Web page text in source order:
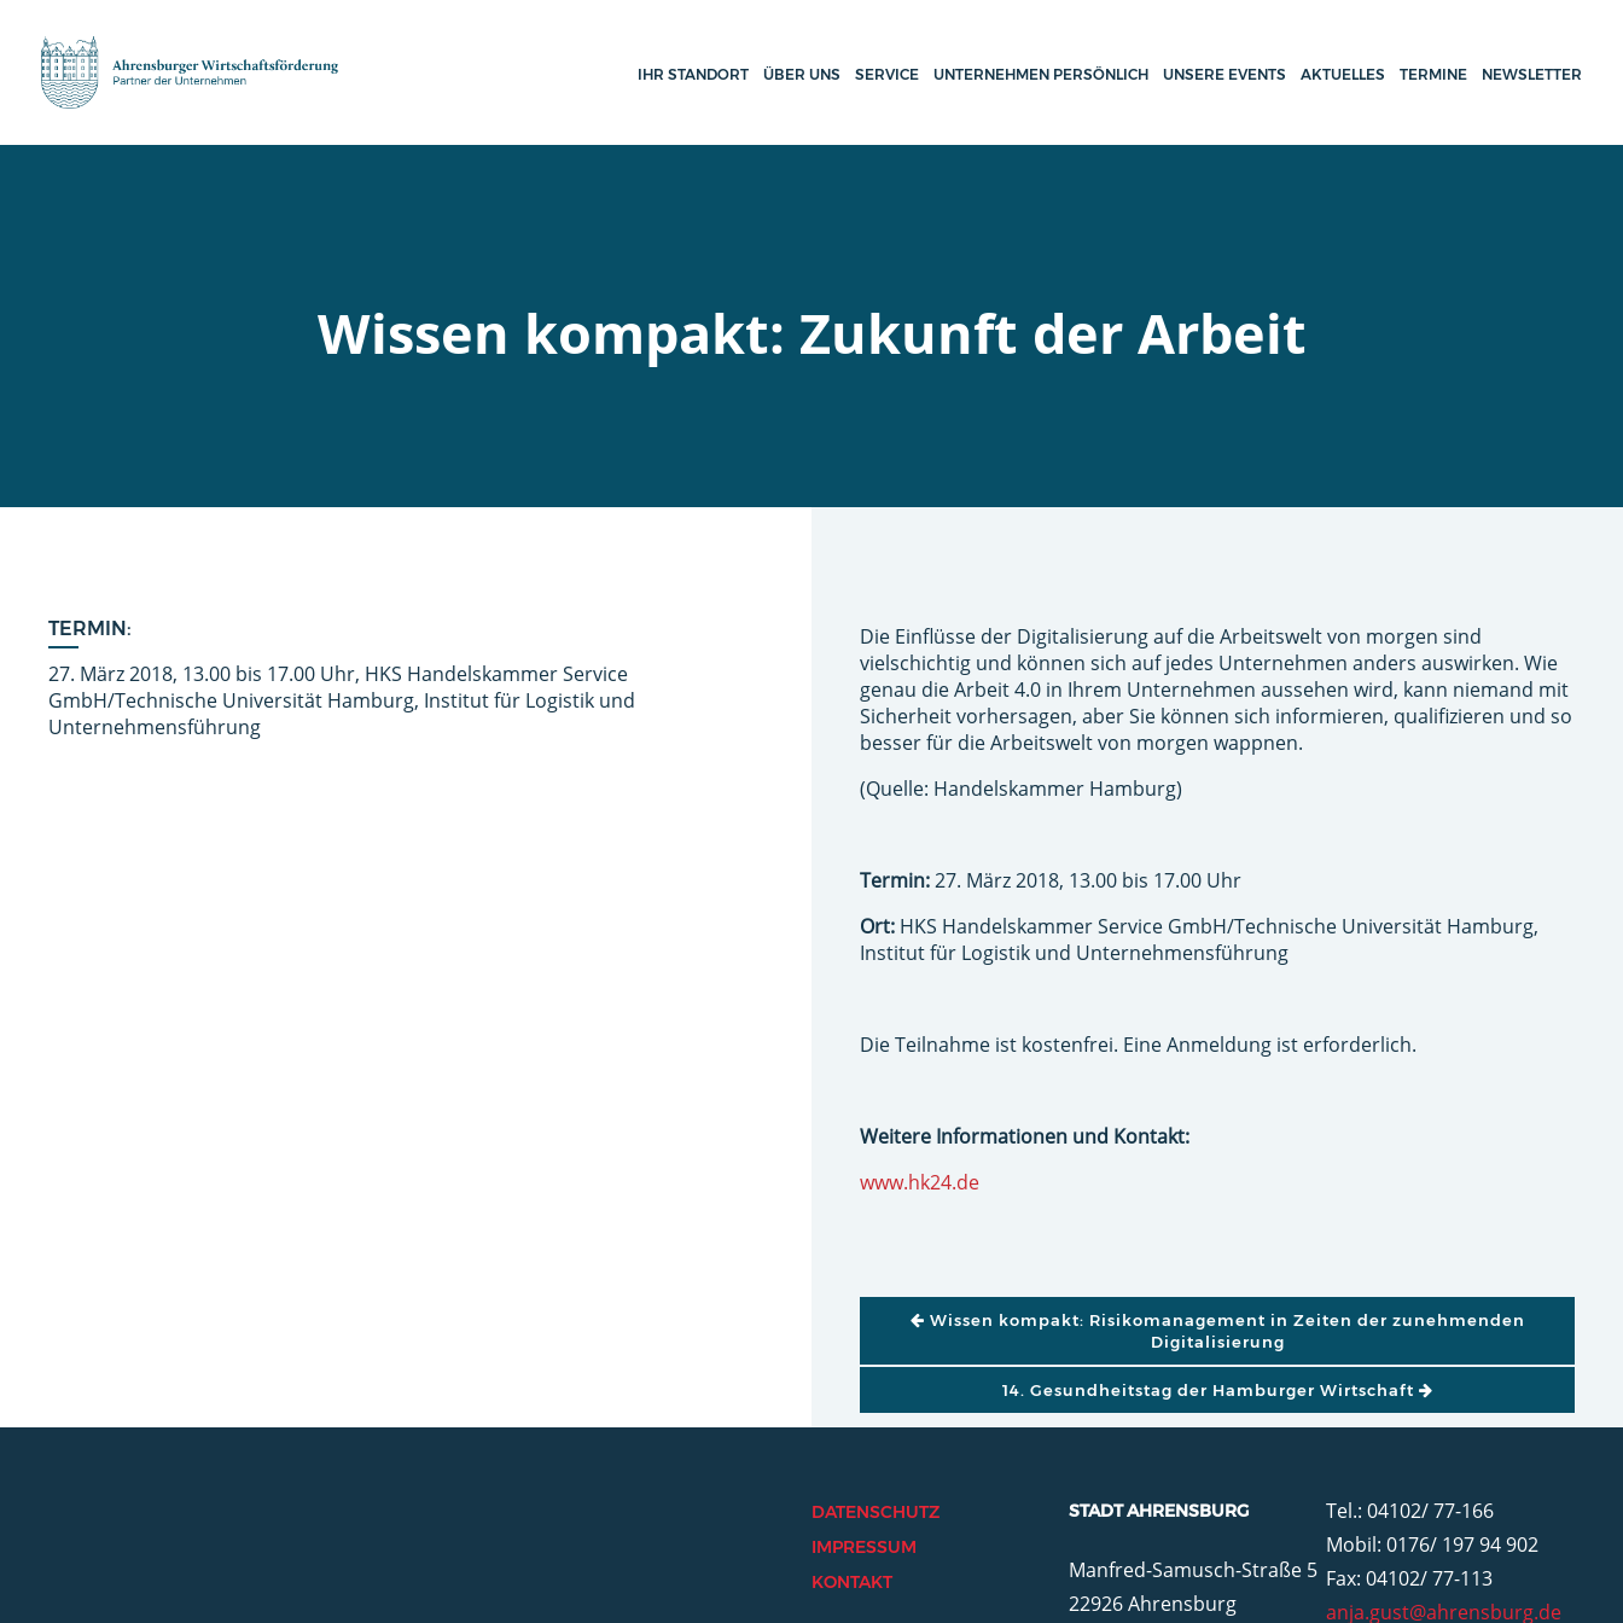
IHR STANDORT ÜBER UNS SERVICE UNTERNEHMEN PERSÖNLICH UNSERE EVENTS AKTUELLES TERMINE NEWSLETTER
Wissen kompakt: Zukunft der Arbeit
TERMIN:
27. März 2018, 13.00 bis 17.00 Uhr, HKS Handelskammer Service
GmbH/Technische Universität Hamburg, Institut für Logistik und
Unternehmensführung
Die Einflüsse der Digitalisierung auf die Arbeitswelt von morgen sind
vielschichtig und können sich auf jedes Unternehmen anders auswirken. Wie
genau die Arbeit 4.0 in Ihrem Unternehmen aussehen wird, kann niemand mit
Sicherheit vorhersagen, aber Sie können sich informieren, qualifizieren und so
besser für die Arbeitswelt von morgen wappnen.
(Quelle: Handelskammer Hamburg)
Termin:27. März 2018, 13.00 bis 17.00 Uhr
Ort: HKS Handelskammer Service GmbH/Technische Universität Hamburg,
Institut für Logistik und Unternehmensführung
Die Teilnahme ist kostenfrei. Eine Anmeldung ist erforderlich.
Weitere Informationen und Kontakt:
www.hk24.de
BEITRAGSNAVIGATION
Wissen kompakt: Risikomanagement in Zeiten der zunehmenden
Digitalisierung
14. Gesundheitstag der Hamburger Wirtschaft
DATENSCHUTZ
IMPRESSUM
KONTAKT
STADT AHRENSBURG
Manfred-Samusch-Straße 5
22926 Ahrensburg
Tel.: 04102/ 77-166
Mobil: 0176/ 197 94 902
Fax: 04102/ 77-113
anja.gust@ahrensburg.de